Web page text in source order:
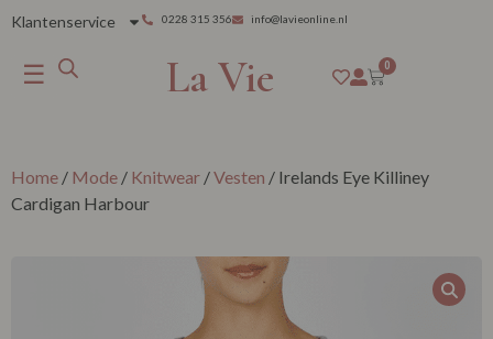
Klantenservice 0228 315 356 info@lavieonline.nl
☰ La Vie 0
Home / Mode / Knitwear /Vesten / Irelands Eye Killiney
Cardigan Harbour